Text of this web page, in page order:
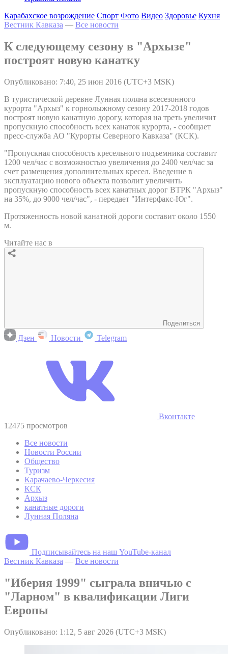
Карабахское возрождение Спорт Фото Видео Здоровье Кухня
Вестник Кавказа — Все новости
К следующему сезону в "Архызе"
построят новую канатку
Опубликовано: 7:40, 25 июн 2016 (UTC+3 MSK)
В туристической деревне Лунная поляна всесезонного
курорта "Архыз" к горнолыжному сезону 2017-2018 годов
построят новую канатную дорогу, которая на треть увеличит
пропускную способность всех канаток курорта, - сообщает
пресс-служба АО "Курорты Северного Кавказа" (КСК).
"Пропускная способность кресельного подъемника составит
1200 чел/час с возможностью увеличения до 2400 чел/час за
счет размещения дополнительных кресел. Введение в
эксплуатацию нового объекта позволит увеличить
пропускную способность всех канатных дорог ВТРК "Архыз"
на 35%, до 9000 чел/час", - передает "Интерфакс-Юг".
Протяженность новой канатной дороги составит около 1550
м.
Читайте нас в
Поделиться
Дзен Новости Telegram
Вконтакте
12475 просмотров
Все новости
Новости России
Общество
Туризм
Карачаево-Черкесия
КСК
Архыз
канатные дороги
Лунная Поляна
Подписывайтесь на наш YouTube-канал
Вестник Кавказа — Все новости
"Иберия 1999" сыграла вничью с
"Ларном" в квалификации Лиги
Европы
Опубликовано: 1:12, 5 авг 2026 (UTC+3 MSK)